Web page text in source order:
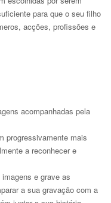
para que o seu filho
acções, profissões e
acompanhadas pela
progressivamente mais
a reconhecer e
e grave as
a sua gravação com a